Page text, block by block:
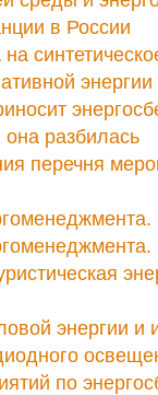
в России
она разбилась
перечня
энергии и
по